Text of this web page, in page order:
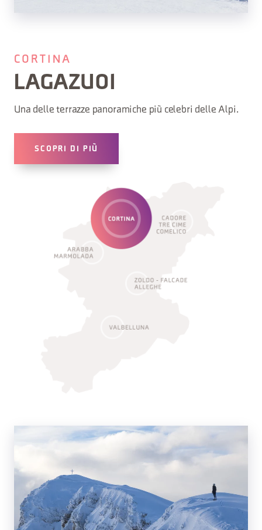
CORTINA
LAGAZUOI
Una delle terrazze panoramiche più celebri delle Alpi.
SCOPRI DI PIÙ